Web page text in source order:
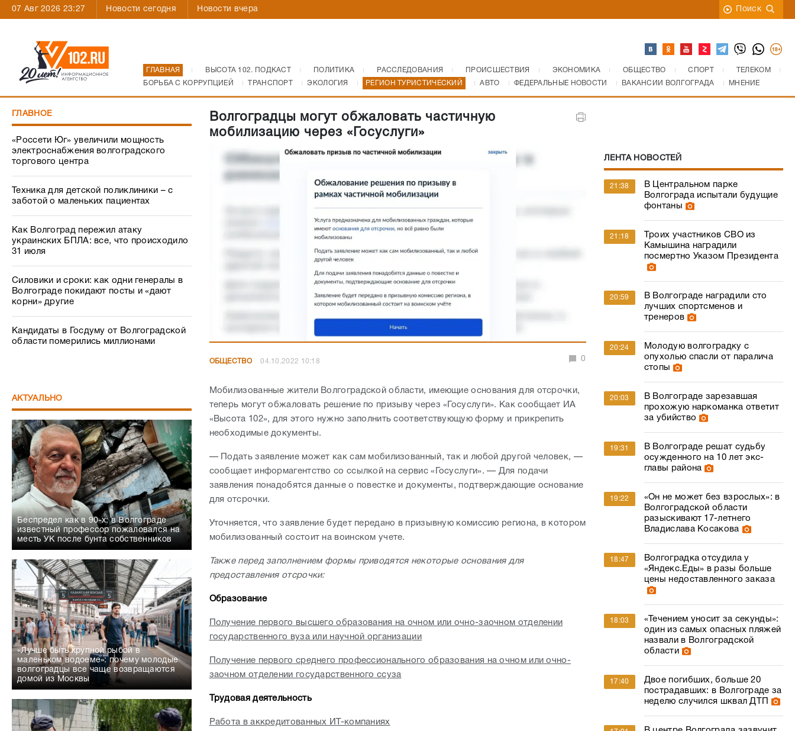
07 Авг 2026 23:27 Новости сегодня Новости вчера Поиск
ГЛАВНАЯ ВЫСОТА 102. ПОДКАСТ ПОЛИТИКА РАССЛЕДОВАНИЯ ПРОИСШЕСТВИЯ ЭКОНОМИКА ОБЩЕСТВО СПОРТ
ТЕЛЕКОМ
БОРЬБА С КОРРУПЦИЕЙ
ТРАНСПОРТ ЭКОЛОГИЯ РЕГИОН ТУРИСТИЧЕСКИЙ АВТО ФЕДЕРАЛЬНЫЕ НОВОСТИ ВАКАНСИИ ВОЛГОГРАДА МНЕНИЕ
ГЛАВНОЕ
«Россети Юг» увеличили мощность
электроснабжения волгоградского
торгового центра
Техника для детской поликлиники – с
заботой о маленьких пациентах
Как Волгоград пережил атаку
украинских БПЛА: все, что происходило
31 июля
Силовики и сроки: как одни генералы в
Волгограде покидают посты и «дают
корни» другие
Кандидаты в Госдуму от Волгоградской
области померились миллионами
АКТУАЛЬНО
Беспредел как в 90-х: в Волгограде
известный профессор пожаловался на
месть УК после бунта собственников
«Лучше быть крупной рыбой в
маленьком водоеме»: почему молодые
волгоградцы все чаще возвращаются
домой из Москвы
Волгоградцы могут обжаловать частичную
мобилизацию через «Госуслуги»
ОБЩЕСТВО 04.10.2022 10:18 0
Мобилизованные жители Волгоградской области, имеющие основания для отсрочки,
теперь могут обжаловать решение по призыву через «Госуслуги». Как сообщает ИА
«Высота 102», для этого нужно заполнить соответствующую форму и прикрепить
необходимые документы.
— Подать заявление может как сам мобилизованный, так и любой другой человек, —
сообщает информагентство со ссылкой на сервис «Госуслуги». — Для подачи
заявления понадобятся данные о повестке и документы, подтверждающие основание
для отсрочки.
Уточняется, что заявление будет передано в призывную комиссию региона, в котором
мобилизованный состоит на воинском учете.
Также перед заполнением формы приводятся некоторые основания для
предоставления отсрочки:
Образование
Получение первого высшего образования на очном или очно-заочном отделении
государственного вуза или научной организации
Получение первого среднего профессионального образования на очном или очно-
заочном отделении государственного ссуза
Трудовая деятельность
Работа в аккредитованных ИТ-компаниях
ЛЕНТА НОВОСТЕЙ
21:38
В Центральном парке
Волгограда испытали будущие
фонтаны
21:18
Троих участников СВО из
Камышина наградили
посмертно Указом Президента
20:59
В Волгограде наградили сто
лучших спортсменов и
тренеров
20:24
Молодую волгоградку с
опухолью спасли от паралича
стопы
20:03
В Волгограде зарезавшая
прохожую наркоманка ответит
за убийство
19:31
В Волгограде решат судьбу
осужденного на 10 лет экс-
главы района
19:22
«Он не может без взрослых»: в
Волгоградской области
разыскивают 17-летнего
Владислава Косакова
18:47
Волгоградка отсудила у
«Яндекс.Еды» в разы больше
цены недоставленного заказа
18:03
«Течением уносит за секунды»:
один из самых опасных пляжей
назвали в Волгоградской
области
17:40
Двое погибших, больше 20
пострадавших: в Волгограде за
неделю случился шквал ДТП